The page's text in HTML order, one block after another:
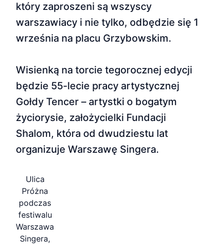
który zaproszeni są wszyscy
warszawiacy i nie tylko, odbędzie się 1
września na placu Grzybowskim.
Wisienką na torcie tegorocznej edycji
będzie 55-lecie pracy artystycznej
Gołdy Tencer – artystki o bogatym
życiorysie, założycielki Fundacji
Shalom, która od dwudziestu lat
organizuje Warszawę Singera.
Ulica
Próżna
podczas
festiwalu
Warszawa
Singera,